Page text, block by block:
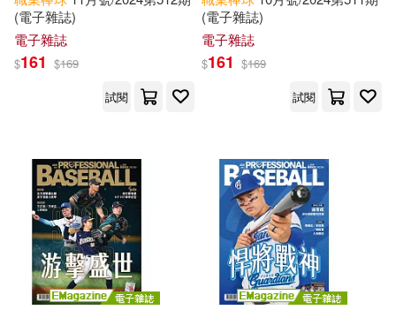
(電子雜誌)
電子雜誌
$161 $169
試閱
(電子雜誌)
電子雜誌
$161 $169
試閱